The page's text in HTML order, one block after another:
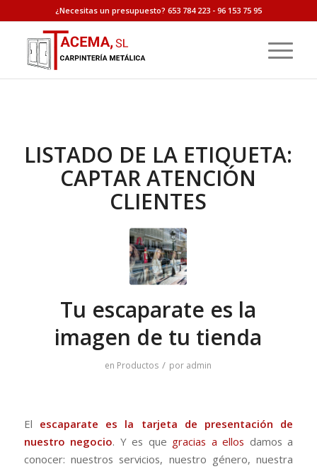
¿Necesitas un presupuesto? 653 784 223 - 96 153 75 95
LISTADO DE LA ETIQUETA:
CAPTAR ATENCIÓN
CLIENTES
Tu escaparate es la
imagen de tu tienda
en Productos / por admin
El escaparate es la tarjeta de presentación de
nuestro negocio. Y es que gracias a ellos damos a
conocer: nuestros servicios, nuestro género, nuestra